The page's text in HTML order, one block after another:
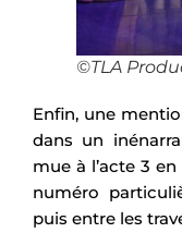
©TLA
Enfin, une
dans un
mue à l’acte 3
numéro
puis entre les